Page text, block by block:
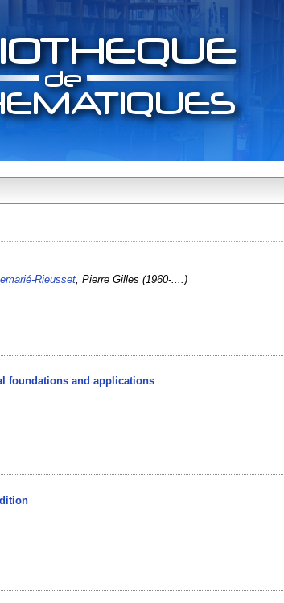
Rieusset , Pierre Gilles (1960-....)
foundations and applications